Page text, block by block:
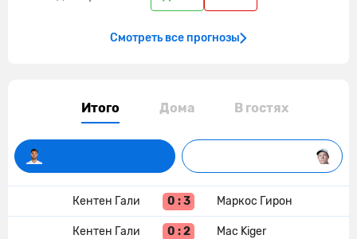
Смотреть все прогнозы
Итого Дома В гостях
Кентен Гали 0 : 3 Маркос Гирон
Кентен Гали 0 : 2 Mac Kiger